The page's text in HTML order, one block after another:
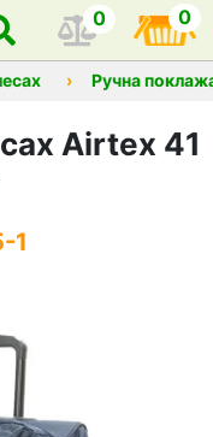
0 0
Ручна
Airtex 41
1